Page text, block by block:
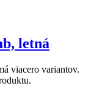
letná
viacero variantov.